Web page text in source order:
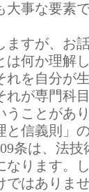
大事な要素
すが、お
は何か理解
れを自分が
れが専門科
うことがあ
信義則」
条は、法
なります。
ではありま